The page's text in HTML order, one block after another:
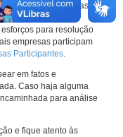
em face de empresas
assumiram
para resolução
empresas participam
Participantes.
em fatos e
Caso haja alguma
para análise
e fique atento às